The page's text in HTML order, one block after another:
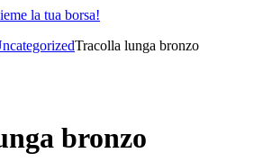
la tua borsa!
Tracolla lunga bronzo
bronzo